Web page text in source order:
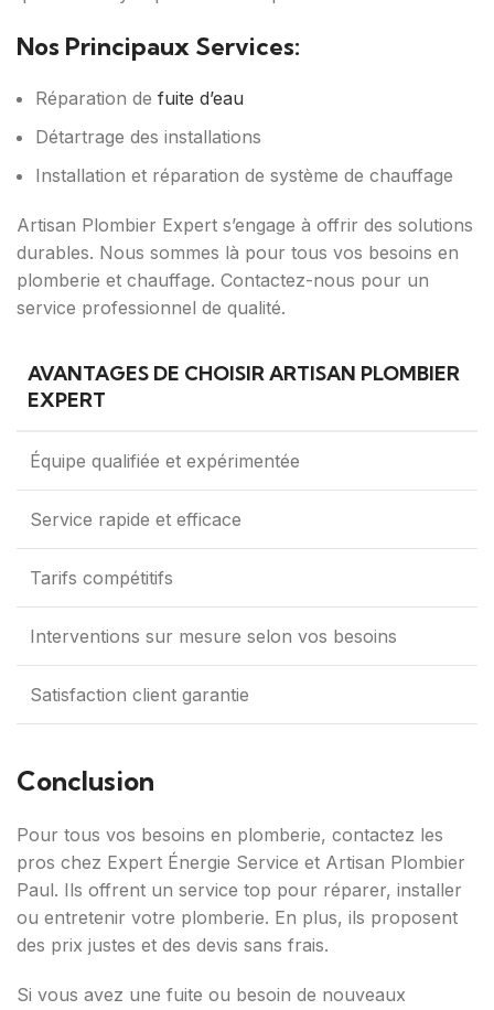
Nos Principaux Services:
Réparation de fuite d’eau
Détartrage des installations
Installation et réparation de système de chauffage
Artisan Plombier Expert s’engage à offrir des solutions
durables. Nous sommes là pour tous vos besoins en
plomberie et chauffage. Contactez-nous pour un
service professionnel de qualité.
AVANTAGES DE CHOISIR ARTISAN PLOMBIER
EXPERT
Équipe qualifiée et expérimentée
Service rapide et efficace
Tarifs compétitifs
Interventions sur mesure selon vos besoins
Satisfaction client garantie
Conclusion
Pour tous vos besoins en plomberie, contactez les
pros chez Expert Énergie Service et Artisan Plombier
Paul. Ils offrent un service top pour réparer, installer
ou entretenir votre plomberie. En plus, ils proposent
des prix justes et des devis sans frais.
Si vous avez une fuite ou besoin de nouveaux